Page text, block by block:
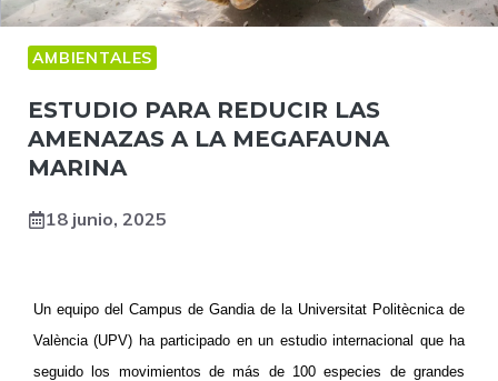
AMBIENTALES
ESTUDIO PARA REDUCIR LAS
AMENAZAS A LA MEGAFAUNA
MARINA
18 junio, 2025
Un equipo del Campus de Gandia de la Universitat Politècnica de
València (UPV) ha participado en un estudio internacional que ha
seguido los movimientos de más de 100 especies de grandes